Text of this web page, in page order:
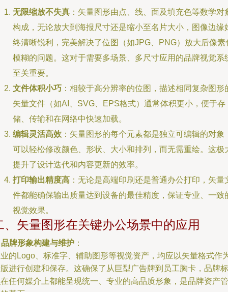
无限缩放不失真 ：矢量图形由点、线、面及填充色等数学对
构成，无论放大到海报尺寸还是缩小至名片大小，图像边缘
终清晰锐利，完美解决了位图（如JPG、PNG）放大后像素
模糊的问题。这对于需要多场景、多尺寸应用的品牌视觉系
至关重要。
文件体积小巧 ：相较于高分辨率的位图，描述相同复杂图形
矢量文件（如AI、SVG、EPS格式）通常体积更小，便于存
储、传输和在网络中快速加载。
编辑灵活高效 ：矢量图形的每个元素都是独立可编辑的对象
可以轻松修改颜色、形状、大小和排列，而无需重绘。这极
提升了设计迭代和内容更新的效率。
打印输出精度高 ：无论是高端印刷还是普通办公打印，矢量
件都能确保输出质量达到设备的最佳精度，保证专业、一致
视觉效果。
、矢量图形在关键办公场景中的应用
品牌形象构建与维护 ：
的Logo、标准字、辅助图形等视觉资产，均应以矢量格式作
进行创建和保存。这确保了从巨型广告牌到员工胸卡，品牌标
任何媒介上都能呈现统一、专业的高品质形象，是品牌资产管